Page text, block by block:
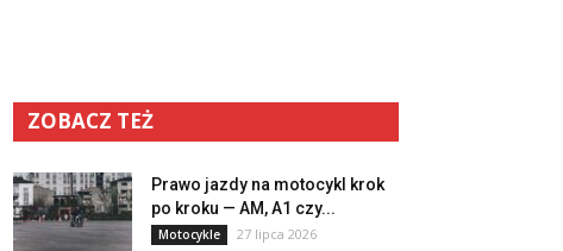
ZOBACZ TEŻ
Prawo jazdy na motocykl krok
po kroku — AM, A1 czy...
Motocykle 27 lipca 2026